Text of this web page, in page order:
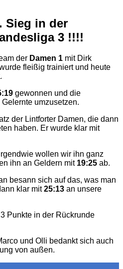
Sieg in der
3 !!!!
der Damen 1 mit Dirk
fleißig trainiert und heute
gewonnen und die
umzusetzen.
der Lintforter Damen, die dann
haben. Er wurde klar mit
wollen wir ihn ganz
ihn an Geldern mit 19:25 ab.
besann sich auf das, was man
klar mit25:13 an unsere
Punkte in der Rückrunde
und Olli bedankt sich auch
von außen.